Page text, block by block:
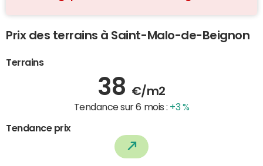
Prix des terrains à Saint-Malo-de-Beignon
Terrains
38 €/m2
Tendance sur 6 mois : +3 %
Tendance prix